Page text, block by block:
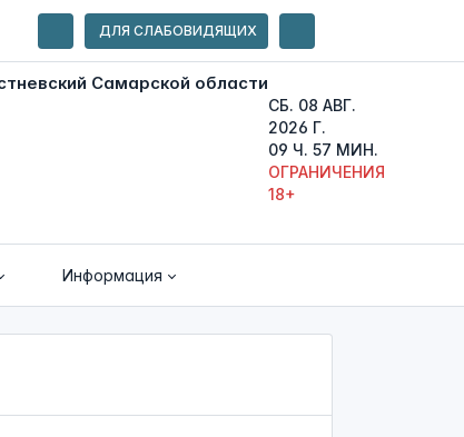
ДЛЯ СЛАБОВИДЯЩИХ
СБ. 08 АВГ.
2026 Г.
09 Ч. 57 МИН.
ОГРАНИЧЕНИЯ
18+
Информация